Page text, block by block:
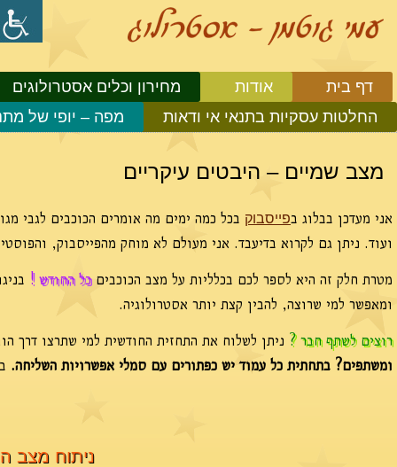
דף בית אודות
מחירון וכלים אסטרולוגים
החלטות עסקיות בתנאי אי ודאות
מפה – יופי של
מצב שמיים – היבטים עיקריים
אני מעדכן בבלוג בפייסבוק בכל כמה ימים מה אומרים הכוכבים לגבי
ועוד. ניתן גם לקרוא בדיעבד. אני מעולם לא מוחק מהפייסבוק,
מטרת חלק זה היא לספר לכם בכלליות על מצב הכוכביםכל החודש !
ומאפשר למי שרוצה, להבין קצת יותר אסטרולוגיה.
רוצים לשתף חבר ? ניתן לשלוח את התחזית החודשית למי שתרצו דרך
ומשתפים? בתחתית כל עמוד יש כפתורים עם סמלי אפשרויות השליחה.
ניתוח מצב